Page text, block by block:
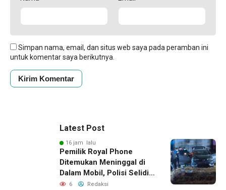
Simpan nama, email, dan situs web saya pada peramban ini
untuk komentar saya berikutnya.
Latest Post
16 jam lalu
Pemilik Royal Phone
Ditemukan Meninggal di
Dalam Mobil, Polisi Selidiki
Dugaan Keterkaitan
6 Redaksi